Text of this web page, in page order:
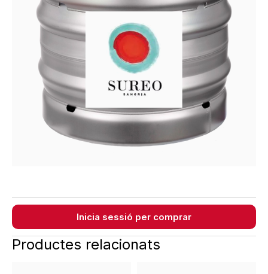
Inicia sessió per comprar
Productes relacionats